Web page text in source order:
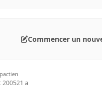
Commencer un
200521 a